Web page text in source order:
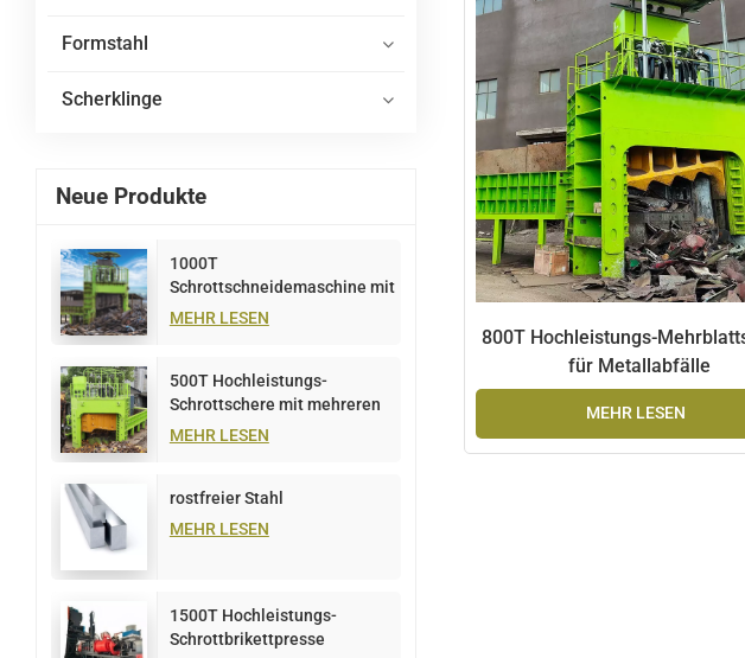
Formstahl
Scherklinge
Neue Produkte
1000T
Schrottschneidemaschine mit
mehreren Klingen
MEHR LESEN
500T Hochleistungs-
Schrottschere mit mehreren
Klingen
MEHR LESEN
rostfreier Stahl
MEHR LESEN
1500T Hochleistungs-
Schrottbrikettpresse
800T Hochleistungs-
für Metallabfälle
MEHR LESEN